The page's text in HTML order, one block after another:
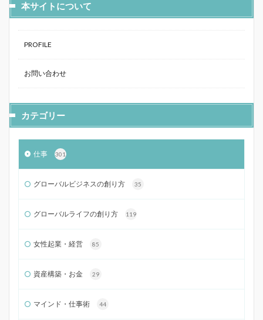
本サイトについて
PROFILE
お問い合わせ
カテゴリー
仕事 301
グローバルビジネスの創り方 35
グローバルライフの創り方 119
女性起業・経営 85
資産構築・お金 29
マインド・仕事術 44